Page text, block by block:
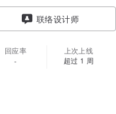
联络设计师
回应率
-
上次上线
超过 1 周